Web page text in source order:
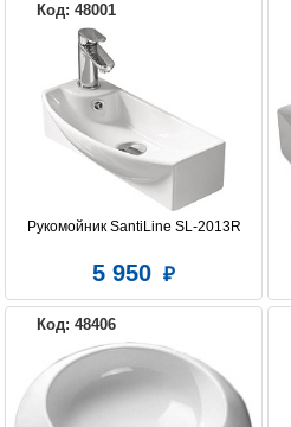
Код: 48001
Рукомойник SantiLine SL-2013R
5 950
Код: 48406